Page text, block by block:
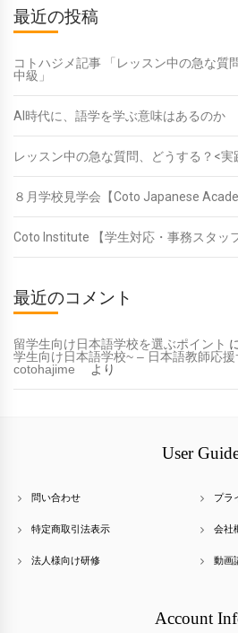
最近の投稿
コトハジメ記事 「レッスン中の急な質
中級」
AI時代に、語学を学ぶ意味はあるのか
レッスン中の急な質問、どうする？<実
８月学校見学会【Coto Japanese
Coto Institute 【学生対応・事務スタッ
最近のコメント
留学生向け日本語学校を選ぶポイント
学生向け日本語学校~ – 日本語教師応
cotohajime
より
User
問い合わせ プラ
特定商取引法表示 会社
法人様向け研修 動画
Account